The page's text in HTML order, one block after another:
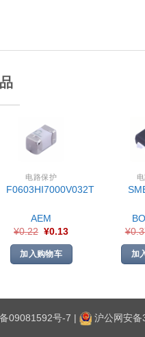
电路保护
F0603HI7000V032T
AEM
¥0.22 ¥0.13
加入购物车
¥
加
09081592号-7 | 沪公网安